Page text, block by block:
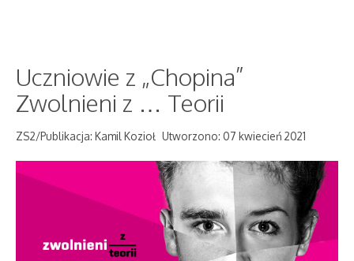
Uczniowie z „Chopina”
Zwolnieni z … Teorii
ZS2/Publikacja: Kamil Kozioł Utworzono: 07 kwiecień 2021